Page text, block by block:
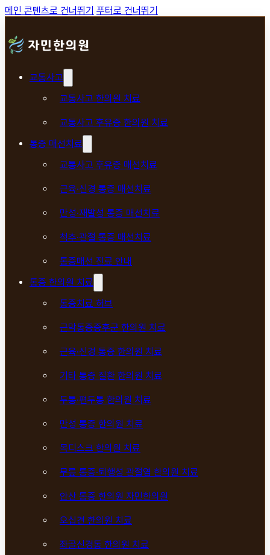
메인 콘텐츠로 건너뛰기 푸터로 건너뛰기
교통사고
교통사고 한의원 치료
교통사고 후유증 한의원 치료
통증 매선치료
교통사고 후유증 매선치료
근육·신경 통증 매선치료
만성·재발성 통증 매선치료
척추·관절 통증 매선치료
통증매선 진료 안내
통증 한의원 치료
통증치료 허브
근막통증증후군 한의원 치료
근육·신경 통증 한의원 치료
기타 통증 질환 한의원 치료
두통·편두통 한의원 치료
만성 통증 한의원 치료
목디스크 한의원 치료
무릎 통증·퇴행성 관절염 한의원 치료
안산 통증 한의원 자민한의원
오십견 한의원 치료
좌골신경통 한의원 치료